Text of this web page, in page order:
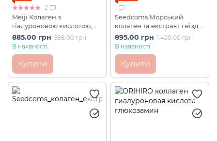
2
Meiji Колаген з
гіалуроновою кислотою,
Q10 Преміум Amino
Collagen Premium 102 г на
885.00 грн 998.00 грн
В наявності
Купити
1
Seedcoms Морський
колаген та екстракт гнізда
ластівки для молодості
шкіри 180 шт на 90 днів
895.00 грн 1 450.00 грн
В наявності
Купити